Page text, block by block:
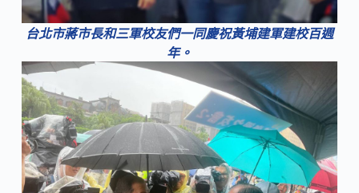
台北市蔣市長和三軍校友們一同慶祝黃埔建軍建校百週
年。